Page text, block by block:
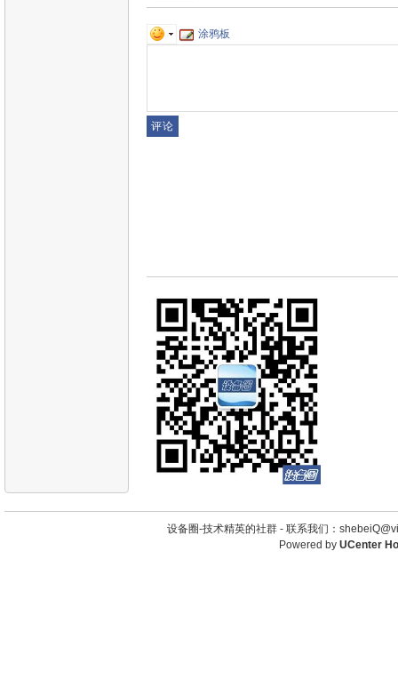
涂鸦板
设备圈-技术精英的社群 - 联系我们：
Powered by UCenter